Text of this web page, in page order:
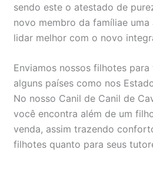
sendo este o atestado de
novo membro da famíliae
lidar melhor com o novo
Enviamos nossos filhotes
alguns países como nos
No nosso Canil de Canil de
você encontra além de um
venda, assim trazendo
filhotes quanto para seus